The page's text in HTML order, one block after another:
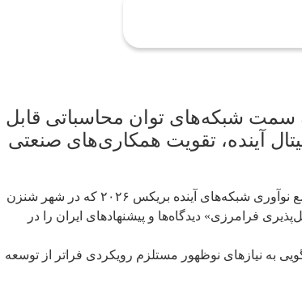
سمت شبکه‌های توان محاسباتی قابل
آینده، تقویت همکاری‌های صنعتی
به گزارش آی سی تی نیوز، محمدحسین شیخی، رئیس پژوهشگاه ارتباطات و فناوری اطلاعات؛ صبح امروز به نمایندگی از جمهوری اسلامی ایران در مجمع نوآوری شبکه‌های آینده بریکس ۲۰۲۶ که در شهر شنزن
فرامرزی» دیدگاه‌ها و پیشنهادهای ایران را در
به نیازهای نوظهور مستلزم رویکردی فراتر از توسعه